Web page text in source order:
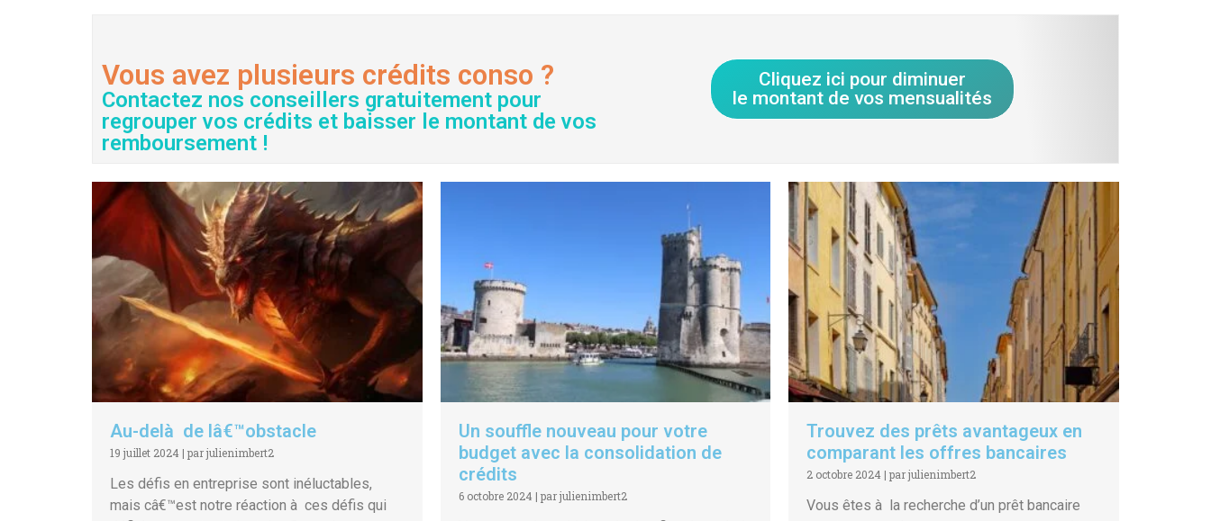
Vous avez plusieurs crédits conso ?
Contactez nos conseillers gratuitement pour
regrouper vos crédits et baisser le montant de vos
remboursement !
Cliquez ici pour diminuer
le montant de vos mensualités
Au-delà de lâ€™obstacle
19 juillet 2024 | par julienimbert2
Les défis en entreprise sont inéluctables,
mais câ€™est notre réaction à ces défis qui
Un souffle nouveau pour votre
budget avec la consolidation de
crédits
6 octobre 2024 | par julienimbert2
Trouvez des prêts avantageux en
comparant les offres bancaires
2 octobre 2024 |par julienimbert2
Vous êtes à la recherche d’un prêt bancaire